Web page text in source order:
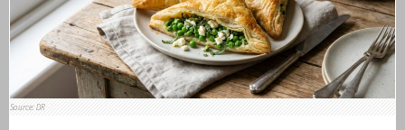
Source: DR